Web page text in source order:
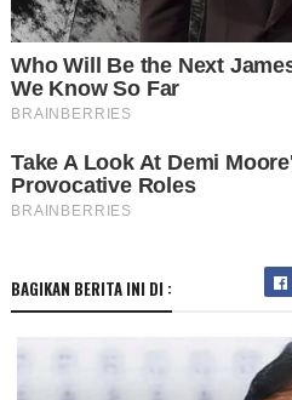
BAGIKAN BERITA INI DI :